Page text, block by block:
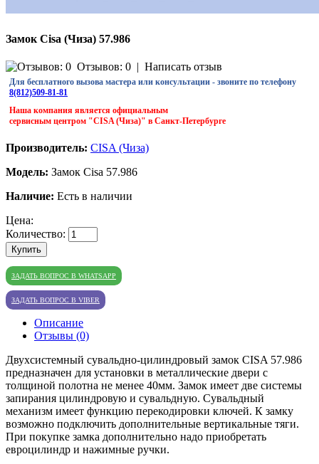
Замок Сisa (Чиза) 57.986
Отзывов: 0 | Написать отзыв
Для бесплатного вызова мастера или консультации - звоните по телефону
8(812)509-81-81
Наша компания является официальным
сервисным центром "CISA (Чиза)" в Санкт-Петербурге
Производитель: CISA (Чиза)
Модель: Замок Сisa 57.986
Наличие: Есть в наличии
Цена:
Количество:
Купить
ЗАДАТЬ ВОПРОС В WHATSAPP
ЗАДАТЬ ВОПРОС В VIBER
Описание
Отзывы (0)
Двухсистемный сувальдно-цилиндровый замок CISA 57.986
предназначен для установки в металлические двери с
толщиной полотна не менее 40мм. Замок имеет две системы
запирания цилиндровую и сувальдную. Сувальдный
механизм имеет функцию перекодировки ключей. К замку
возможно подключить дополнительные вертикальные тяги.
При покупке замка дополнительно надо приобретать
евроцилиндр и нажимные ручки.